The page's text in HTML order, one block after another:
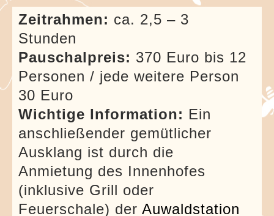
Zeitrahmen: ca. 2,5 – 3
Stunden
Pauschalpreis: 370 Euro bis 12
Personen / jede weitere Person
30 Euro
Wichtige Information: Ein
anschließender gemütlicher
Ausklang ist durch die
Anmietung des Innenhofes
(inklusive Grill oder
Feuerschale) der Auwaldstation